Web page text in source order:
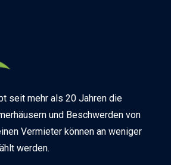
seit mehr als 20 Jahren die
und Beschwerden von
Vermieter können an weniger
werden.